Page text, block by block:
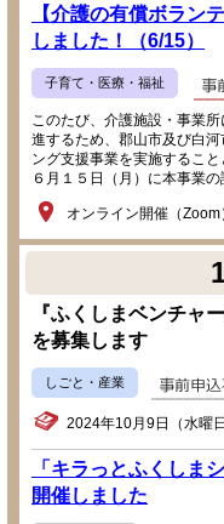
【介護の有償ボラン
しました！（6/15）
子育て・医療・福祉
このたび、介護施設・事業
進するため、郡山市及び白
ング支援事業を実施すること
６月１５日（月）に本事業の
オンライン開催（Zoom
『ふくしまベンチャ
を募集します
しごと・産業
2024年10月9日（水曜
「キラっとふくしま
開催しました